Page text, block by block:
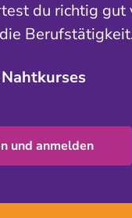
du richtig
und anmelden